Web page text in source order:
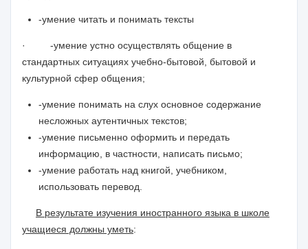
-умение читать и понимать тексты
·
-умение устно осуществлять общение в
стандартных ситуациях учебно-бытовой, бытовой и
культурной сфер общения;
-умение понимать на слух основное содержание
несложных аутентичных текстов;
-умение письменно оформить и передать
информацию, в частности, написать письмо;
-умение работать над книгой, учебником,
использовать перевод.
В результате изучения иностранного языка в школе
учащиеся должны уметь: